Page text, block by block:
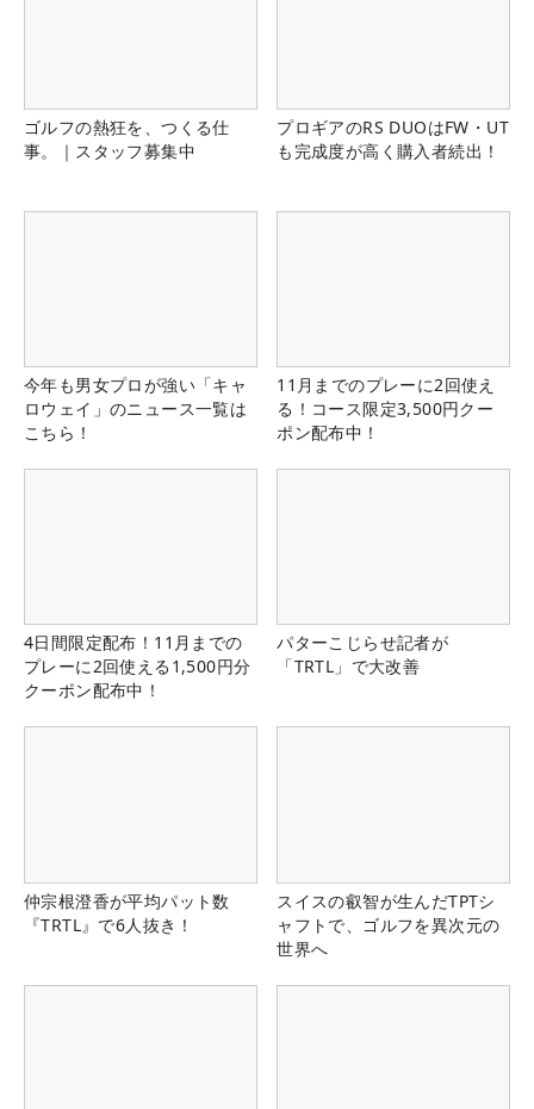
ゴルフの熱狂を、つくる仕
事。｜スタッフ募集中
プロギアのRS DUOはFW・UT
も完成度が高く購入者続出！
今年も男女プロが強い「キャ
ロウェイ」のニュース一覧は
こちら！
11月までのプレーに2回使え
る！コース限定3,500円クー
ポン配布中！
4日間限定配布！11月までの
プレーに2回使える1,500円分
クーポン配布中！
パターこじらせ記者が
「TRTL」で大改善
仲宗根澄香が平均パット数
『TRTL』で6人抜き！
スイスの叡智が生んだTPTシ
ャフトで、ゴルフを異次元の
世界へ